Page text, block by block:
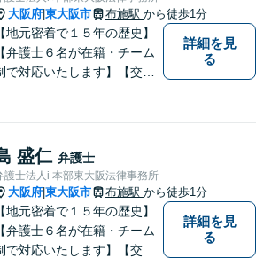
など経験と知識をもとに、
依頼者様の不安を解消し、問
題解決へ導きます
大阪府 東大阪市 布施駅 から徒歩1分
【地元密着で１５年の歴史】
【弁護士６名が在籍・チーム
で対応いたします】【交通
前店５階】 お悩みは【弁護
法人ｉ 東大阪法律事務
】におまかせください！
詳細を見
る
盛仁 弁護士
護士法人i 本部東大阪法律事務所
大阪府 東大阪市 布施駅 から徒歩1分
【地元密着で１５年の歴史】
【弁護士６名が在籍・チーム
で対応いたします】【交通
詳細を見
る